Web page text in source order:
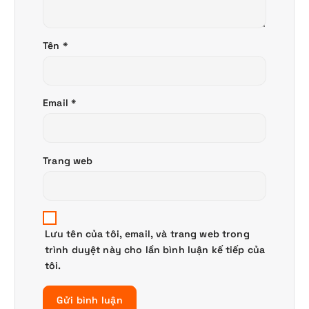
Tên *
Email *
Trang web
Lưu tên của tôi, email, và trang web trong
trình duyệt này cho lần bình luận kế tiếp của
tôi.